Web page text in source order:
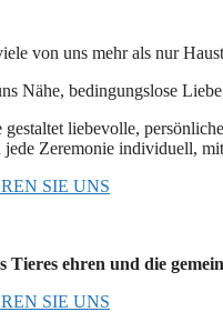
von uns mehr als nur
Nähe, bedingungslose
liebevolle,
Zeremonie individuell,
SIE UNS
Tieres ehren und die
SIE UNS